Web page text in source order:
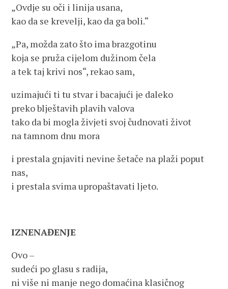
„Ovdje su oči i linija usana,
kao da se krevelji, kao da ga boli.“
„Pa, možda zato što ima brazgotinu
koja se pruža cijelom dužinom čela
a tek taj krivi nos“, rekao sam,
uzimajući ti tu stvar i bacajući je daleko
preko blještavih plavih valova
tako da bi mogla živjeti svoj čudnovati život
na tamnom dnu mora
i prestala gnjaviti nevine šetače na plaži poput
nas,
i prestala svima upropaštavati ljeto.
IZNENAĐENJE
Ovo –
sudeći po glasu s radija,
ni više ni manje nego domaćina klasičnog